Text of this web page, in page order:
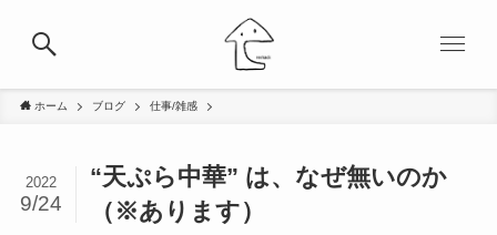
ホーム ブログ 仕事/雑感
“天ぷら中華” は、なぜ無いのか
（※あります）
2022
9/24